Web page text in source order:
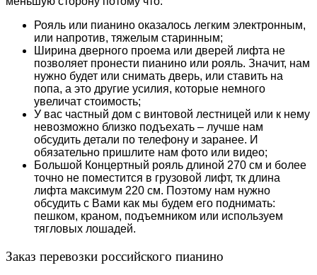
Рояль или пианино оказалось легким электронным,
или напротив, тяжелым старинным;
Ширина дверного проема или дверей лифта не
позволяет пронести пианино или рояль. Значит, нам
нужно будет или снимать дверь, или ставить на
попа, а это другие усилия, которые немного
увеличат стоимость;
У вас частный дом с винтовой лестницей или к нему
невозможно близко подъехать – лучше нам
обсудить детали по телефону и заранее. И
обязательно пришлите нам фото или видео;
Большой Концертный рояль длиной 270 см и более
точно не поместится в грузовой лифт, тк длина
лифта максимум 220 см. Поэтому нам нужно
обсудить с Вами как мы будем его поднимать:
пешком, краном, подъемником или используем
тягловых лошадей.
Заказ перевозки российского пианино